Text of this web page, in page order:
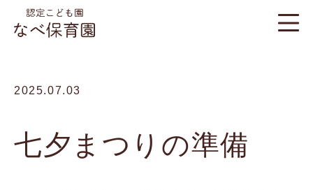
2025.07.03
七夕まつりの準備